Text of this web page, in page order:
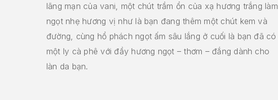
lãng mạn của vani, một chút trầm ổn của xạ hương trắng làm
ngọt nhẹ hương vị như là bạn đang thêm một chút kem và
đường, cùng hổ phách ngọt ấm sâu lắng ở cuối là bạn đã có
một ly cà phê với đầy hương ngọt – thơm – đắng dành cho
làn da bạn.